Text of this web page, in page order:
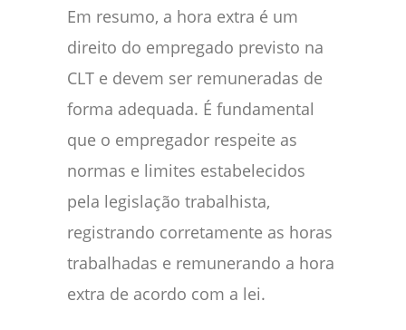
Em resumo, a hora extra é um
direito do empregado previsto na
CLT e devem ser remuneradas de
forma adequada. É fundamental
que o empregador respeite as
normas e limites estabelecidos
pela legislação trabalhista,
registrando corretamente as horas
trabalhadas e remunerando a hora
extra de acordo com a lei.